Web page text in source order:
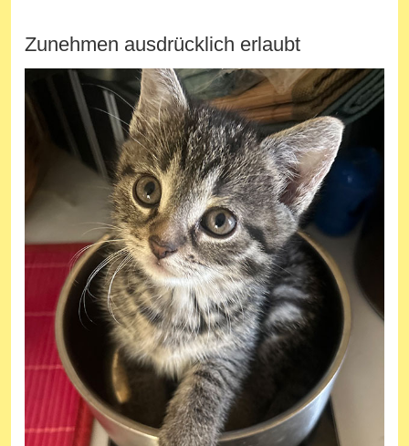
Zunehmen ausdrücklich erlaubt